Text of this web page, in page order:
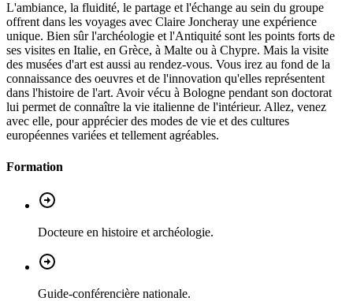
L'ambiance, la fluidité, le partage et l'échange au sein du groupe
offrent dans les voyages avec Claire Joncheray une expérience
unique. Bien sûr l'archéologie et l'Antiquité sont les points forts de
ses visites en Italie, en Grèce, à Malte ou à Chypre. Mais la visite
des musées d'art est aussi au rendez-vous. Vous irez au fond de la
connaissance des oeuvres et de l'innovation qu'elles représentent
dans l'histoire de l'art. Avoir vécu à Bologne pendant son doctorat
lui permet de connaître la vie italienne de l'intérieur. Allez, venez
avec elle, pour apprécier des modes de vie et des cultures
européennes variées et tellement agréables.
Formation
Docteure en histoire et archéologie.
Guide-conférencière nationale.